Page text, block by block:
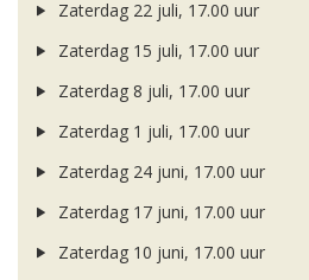
Zaterdag 22 juli, 17.00 uur
Zaterdag 15 juli, 17.00 uur
Zaterdag 8 juli, 17.00 uur
Zaterdag 1 juli, 17.00 uur
Zaterdag 24 juni, 17.00 uur
Zaterdag 17 juni, 17.00 uur
Zaterdag 10 juni, 17.00 uur